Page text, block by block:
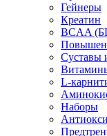
Гейнеры
Креатин
BCAA
Суставы
L-
Наборы